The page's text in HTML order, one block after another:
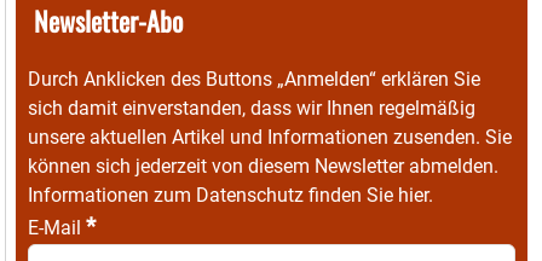
Newsletter-Abo
Durch Anklicken des Buttons „Anmelden“ erklären Sie
sich damit einverstanden, dass wir Ihnen regelmäßig
unsere aktuellen Artikel und Informationen zusenden. Sie
können sich jederzeit von diesem Newsletter abmelden.
Informationen zum Datenschutz finden Sie hier.
E-Mail *